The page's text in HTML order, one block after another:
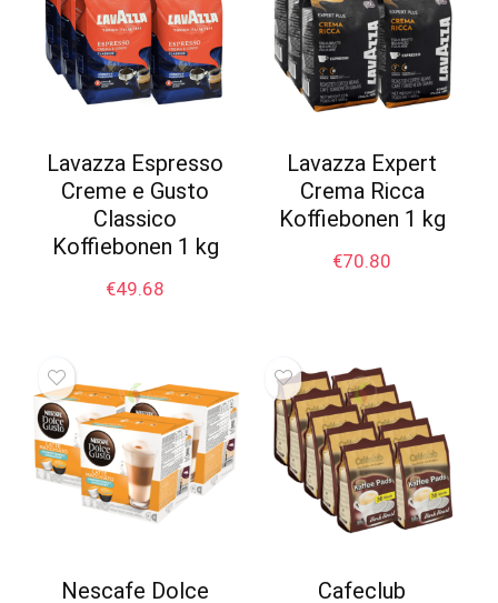
Lavazza Espresso
Creme e Gusto
Classico
Koffiebonen 1 kg
€49.68
Lavazza Expert
Crema Ricca
Koffiebonen 1 kg
€70.80
Nescafe Dolce Cafeclub